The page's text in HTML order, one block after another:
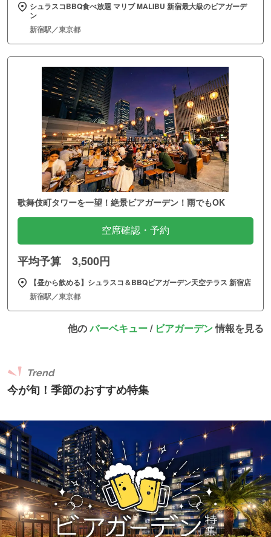
シュラスコBBQ食べ放題 マリブ MALIBU 新宿最大級のビアガーデ
ン
新宿駅／東京都
歌舞伎町タワーを一望！絶景ビアガーデン！雨でもOK
空席確認・予約
平均予算 3,500円
【昼から飲める】シュラスコ＆BBQビアガーデン天空テラス 新宿店
新宿駅／東京都
他のバーベキュー/ ビアガーデン情報を見る
今が旬！季節のおすすめ特集
Trend